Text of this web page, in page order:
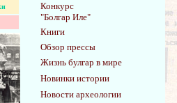
Конкурс
"Болгар Иле"
Книги
Обзор прессы
Жизнь булгар в мире
Новинки истории
Новости археологии